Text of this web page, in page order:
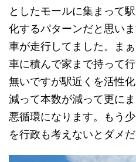
としたモールに集まって
化するパターンだと思い
車が走行してました。ま
車に積んで家まで持って
無いですが駅近くを活性
減って本数が減って更に
悪循環になります。もう
を行政も考えないとダメだ